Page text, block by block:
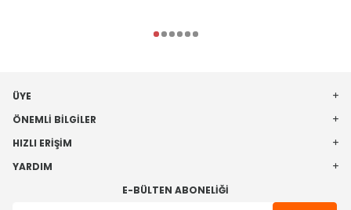
ÜYE
ÖNEMLI BILGILER
HIZLI ERIŞIM
YARDIM
E-BÜLTEN ABONELIĞI